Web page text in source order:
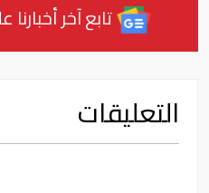
تابع آخر
التعليقات